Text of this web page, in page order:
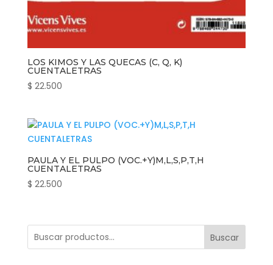
LOS KIMOS Y LAS QUECAS (C, Q, K)
CUENTALETRAS
$ 22.500
PAULA Y EL PULPO (VOC.+Y)M,L,S,P,T,H
CUENTALETRAS
$ 22.500
Buscar